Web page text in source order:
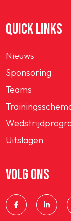
QUICK LINKS
Nieuws
Sponsoring
Teams
Uitslagen
VOLG ONS